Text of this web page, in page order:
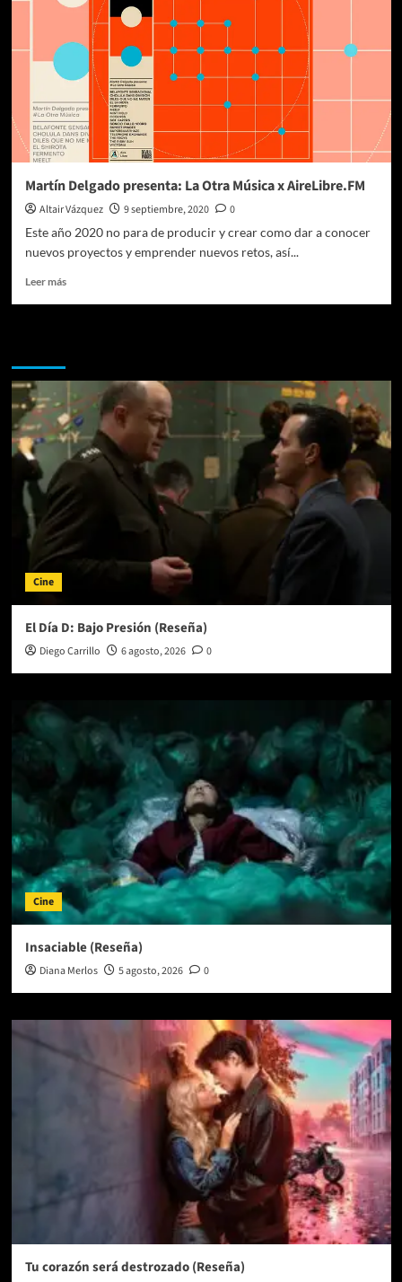
Martín Delgado presenta: La Otra Música x AireLibre.FM
Altair Vázquez 9 septiembre, 2020
0
Este año 2020 no para de producir y crear como dar a conocer
nuevos proyectos y emprender nuevos retos, así...
Leer másLeer
presenta:
La
Otra
Música
x
AireLibre.FM
Cine
El Día D: Bajo Presión (Reseña)
Diego Carrillo 6 agosto, 2026 0
Cine
Insaciable (Reseña)
Diana Merlos 5 agosto, 2026 0
Tu corazón será destrozado (Reseña)